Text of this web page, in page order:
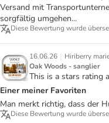
Versand mit
sorgfältig umgehen...
Diese Bewertung wurde
16.06.26 | Hiriberry
Oak Woods - sanglier
This is a stars rating
Einer meiner Favoriten
Man merkt richtig, dass der
Diese Bewertung wurde